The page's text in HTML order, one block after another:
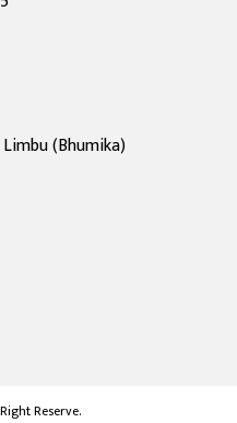
(Bhumika)
Reserve.